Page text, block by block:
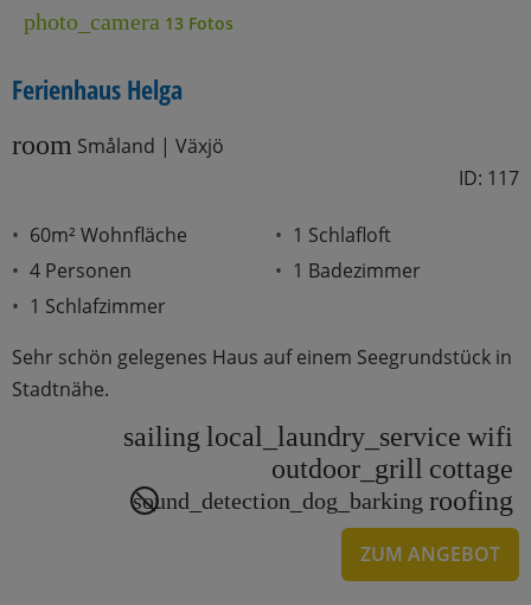
photo_camera 13 Fotos
Ferienhaus Helga
room Småland | Växjö
ID: 117
60m² Wohnfläche
4 Personen
1 Schlafzimmer
1 Schlafloft
1 Badezimmer
Sehr schön gelegenes Haus auf einem Seegrundstück in
Stadtnähe.
sailing local_laundry_service wifi
outdoor_grill cottage
sound_detection_dog_barking roofing
ZUM ANGEBOT